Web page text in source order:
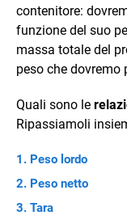
contenitore:
funzione del suo
massa totale del
peso che dovremo
Quali sono le
Ripassiamoli
Peso lordo
Peso netto
Tara